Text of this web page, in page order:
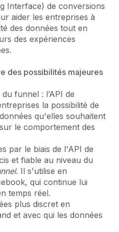
Interface) de conversions
aider les entreprises à
des données tout en
des expériences
des possibilités majeures
funnel : l’API de
la possibilité de
qu'elles souhaitent
sur le comportement des
par le biais de l'API de
et fiable au niveau du
. Il s'utilise en
qui continue lui
temps réel.
plus discret en
et avec qui les données